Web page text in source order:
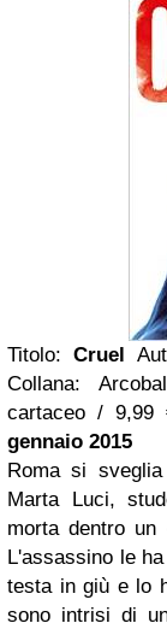
Titolo:Cruel
Collana:
cartaceo / 9,99
gennaio 2015
Roma si
Marta Luci,
morta dentro un
L'assassino le
testa in giù e lo
sono intrisi di